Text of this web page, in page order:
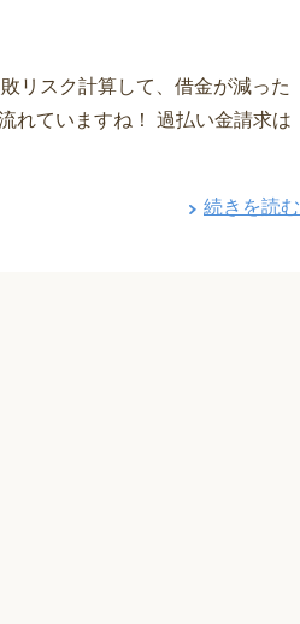
リスク計算して、借金が減った
れていますね！ 過払い金請求は
続きを読む